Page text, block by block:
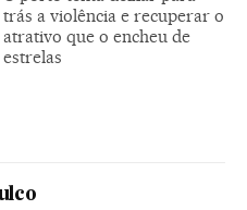
trás a violência e recuperar o
atrativo que o encheu de
estrelas